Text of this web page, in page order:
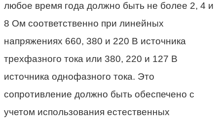
любое время года должно быть не более 2, 4 и
8 Ом соответственно при линейных
напряжениях 660, 380 и 220 В источника
трехфазного тока или 380, 220 и 127 В
источника однофазного тока. Это
сопротивление должно быть обеспечено с
учетом использования естественных